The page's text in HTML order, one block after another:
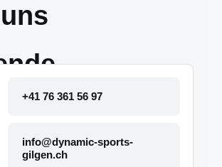
Die
+41 76 361 56 97
info@dynamic-sports-
gilgen.ch